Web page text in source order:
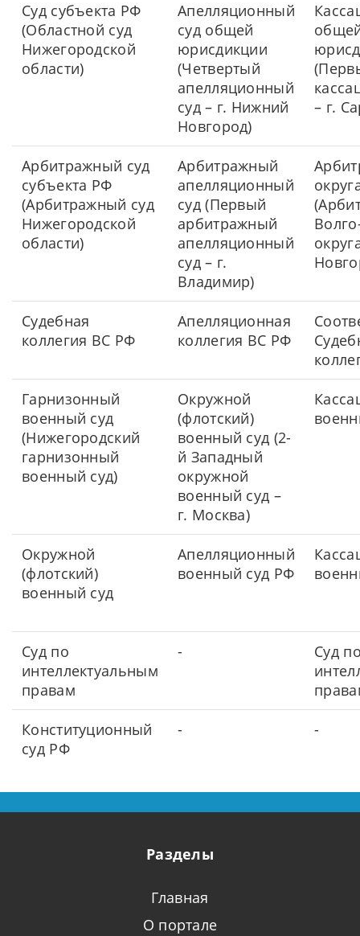
Суд субъекта РФ
(Областной суд
Нижегородской
области)
Апелляционный
суд общей
юрисдикции
(Четвертый
апелляционный
суд – г. Нижний
Новгород)
– г.
Арбитражный суд
субъекта РФ
(Арбитражный суд
Нижегородской
области)
Арбитражный
апелляционный
суд (Первый
арбитражный
апелляционный
суд – г.
Владимир)
Судебная
коллегия ВС РФ
Апелляционная
коллегия ВС РФ
Гарнизонный
военный суд
(Нижегородский
гарнизонный
военный суд)
Окружной
(флотский)
военный суд (2-
й Западный
окружной
военный суд –
г. Москва)
Окружной
(флотский)
военный суд
Апелляционный
военный суд РФ
Суд по
интеллектуальным
правам
-
Суд
Конституционный
суд РФ
- -
Разделы
Главная
О портале